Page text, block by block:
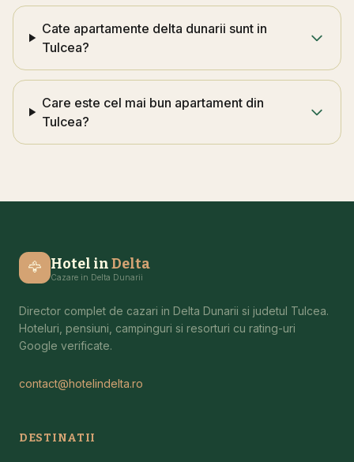
Cate apartamente delta dunarii sunt in
Tulcea?
Care este cel mai bun apartament din
Tulcea?
🦅 Hotel inDelta
Cazare in Delta Dunarii
Director complet de cazari in Delta Dunarii si judetul Tulcea.
Hoteluri, pensiuni, campinguri si resorturi cu rating-uri
Google verificate.
contact@hotelindelta.ro
DESTINATII